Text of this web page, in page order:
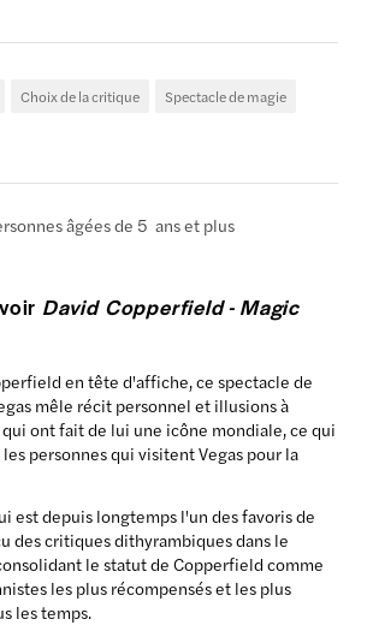
Choix de la critique
Spectacle de magie
âgées de 5 ans et plus
David Copperfield - Magic
en tête d'affiche, ce spectacle de
mêle récit personnel et illusions à
ont fait de lui une icône mondiale, ce qui
personnes qui visitent Vegas pour la
est depuis longtemps l'un des favoris de
des critiques dithyrambiques dans le
le statut de Copperfield comme
les plus récompensés et les plus
les temps.